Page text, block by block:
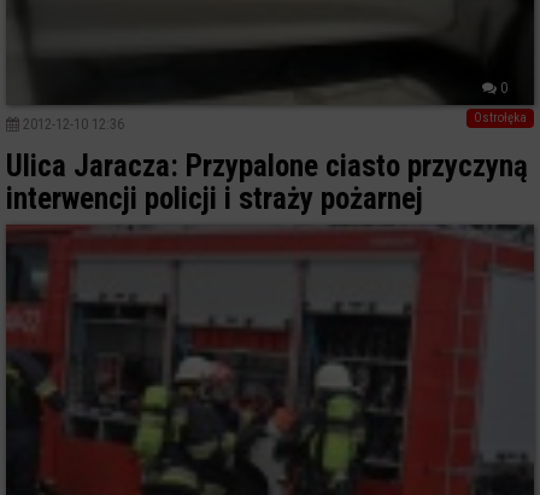
0
Ostrołęka
2012-12-10 12:36
Ulica Jaracza: Przypalone ciasto przyczyną
interwencji policji i straży pożarnej